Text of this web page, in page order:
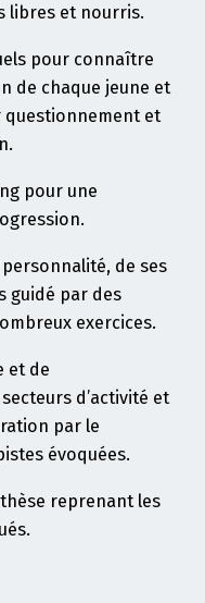
libres et nourris.
pour connaître
de chaque jeune et
questionnement et
pour une
de ses
guidé par des
exercices.
et de
d’activité et
par le
évoquées.
reprenant les